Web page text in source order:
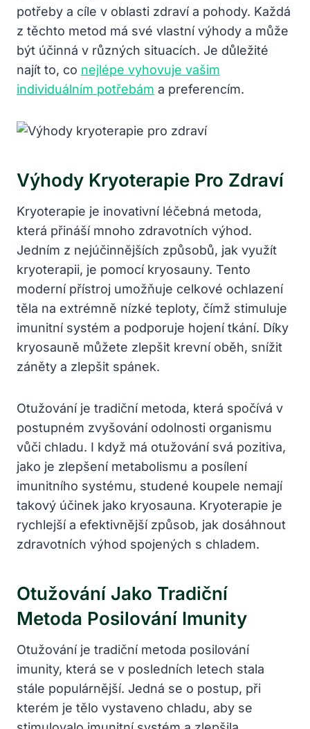
potřeby a cíle v oblasti zdraví ⁢a pohody. Každá
z těchto metod má⁢ své vlastní​ výhody a může
být účinná v ‍různých situacích. Je ⁤důležité
najít⁤ to, co nejlépe vyhovuje vašim
individuálním potřebám ⁣a preferencím.
Výhody Kryoterapie Pro Zdraví
Kryoterapie je ‍inovativní ⁢léčebná metoda,
která přináší mnoho ⁣zdravotních ‌výhod.‌
Jedním z nejúčinnějších způsobů, jak využít
kryoterapii, je pomocí kryosauny. Tento
moderní přístroj umožňuje‌ celkové ‍ochlazení
těla⁢ na extrémně nízké teploty, čímž ⁣stimuluje
imunitní systém ⁣a podporuje hojení‌ tkání. Díky
kryosauně můžete zlepšit krevní oběh, snížit
záněty⁤ a zlepšit spánek.
Otužování je tradiční metoda, která spočívá‍ v
postupném zvyšování odolnosti organismu
vůči ⁣chladu. I když má otužování svá pozitiva,
jako je zlepšení‍ metabolismu⁤ a⁣ posílení
imunitního⁢ systému, studené koupele nemají
⁣takový účinek jako kryosauna. Kryoterapie je
rychlejší⁤ a efektivnější‍ způsob, ​jak‍ dosáhnout
⁣zdravotních výhod spojených⁢ s chladem.
Otužování Jako ​tradiční ​
Metoda Posilování ⁣imunity
Otužování je tradiční metoda⁢ posilování
imunity, která se ⁢v posledních letech stala ​
stále populárnější. ‍Jedná se o postup, při
‍kterém je ​tělo vystaveno chladu, aby se